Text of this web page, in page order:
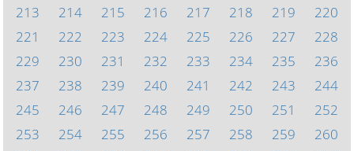
213
214 215 216 217 218 219
220
221
222 223 224 225 226 227
228
229
230 231 232 233 234 235
236
237
238 239 240 241 242 243
244
245
246 247 248 249 250 251
252
253
254 255 256 257 258 259
260